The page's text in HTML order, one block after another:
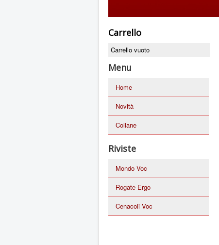
Carrello
Carrello vuoto
Menu
Home
Novità
Collane
Riviste
Mondo Voc
Rogate Ergo
Cenacoli Voc